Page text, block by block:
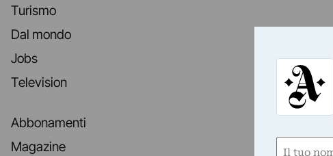
Turismo
Dal mondo
Jobs
Television
Abbonamenti
Magazine
Nome